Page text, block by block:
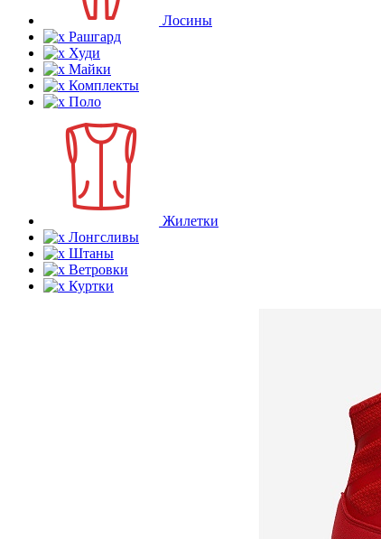
Лосины
Рашгард
Худи
Майки
Комплекты
Поло
Жилетки
Лонгсливы
Штаны
Ветровки
Куртки